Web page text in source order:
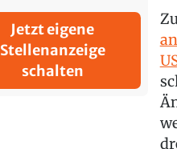
Jetzt eigene
Stellenanzeige
schalten